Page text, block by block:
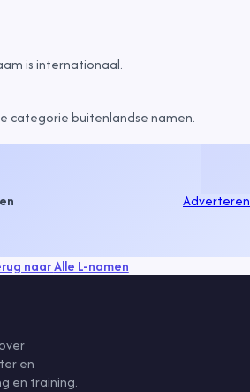
isinternationaal.
categoriebuitenlandse namen.
Adverteren
naarAlle L-namen
en
en training.